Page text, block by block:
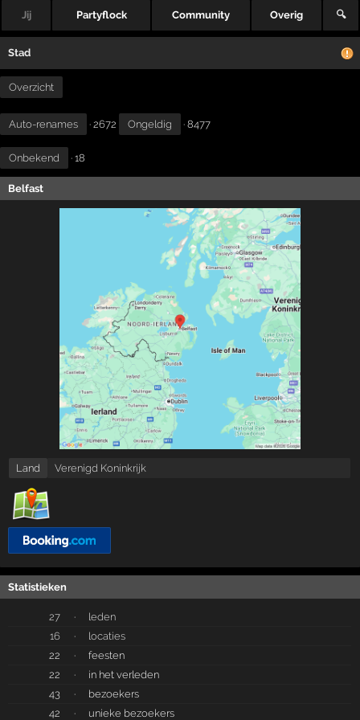
Jij Partyflock Community Overig 🔍
Stad
Overzicht
Auto-renames · 2672 Ongeldig · 8477
Onbekend · 18
Belfast
Land Verenigd Koninkrijk
Statistieken
27 ·
leden
16
·
locaties
22
·
feesten
22
·
in het verleden
43
·
bezoekers
42
· unieke bezoekers